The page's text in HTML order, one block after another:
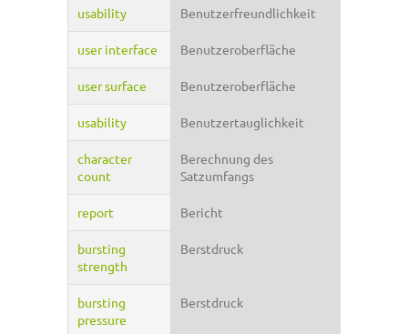
usability Benutzerfreundlichkeit
user interface Benutzeroberfläche
user surface Benutzeroberfläche
usability Benutzertauglichkeit
character
count
Berechnung des
Satzumfangs
report Bericht
bursting
strength
Berstdruck
bursting
pressure
Berstdruck